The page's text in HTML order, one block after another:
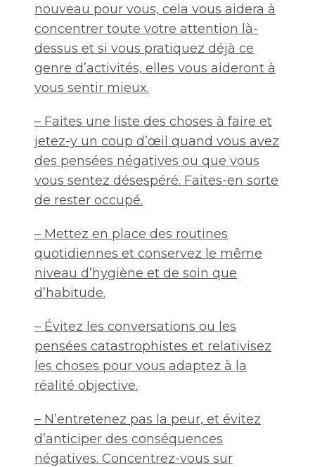
nouveau pour vous, cela vous aidera à
concentrer toute votre attention là-
dessus et si vous pratiquez déjà ce
genre d’activités, elles vous aideront à
vous sentir mieux.
– Faites une liste des choses à faire et
jetez-y un coup d’œil quand vous avez
des pensées négatives ou que vous
vous sentez désespéré. Faites-en sorte
de rester occupé.
– Mettez en place des routines
quotidiennes et conservez le même
niveau d’hygiène et de soin que
d’habitude.
– Évitez les conversations ou les
pensées catastrophistes et relativisez
les choses pour vous adaptez à la
réalité objective.
– N’entretenez pas la peur, et évitez
d’anticiper des conséquences
négatives. Concentrez-vous sur